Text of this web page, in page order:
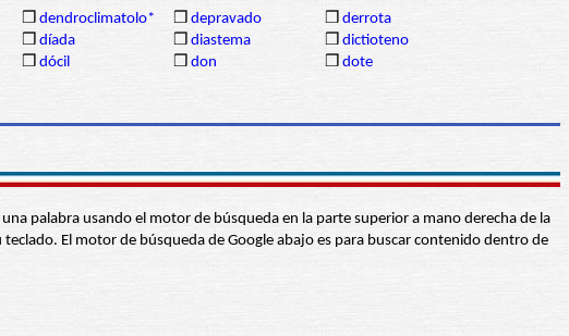
❒ dendroclimatolo* ❒ depravado ❒ derrota
❒ díada ❒ diastema ❒ dictioteno
❒ dócil ❒ don ❒ dote
palabra usando el motor de búsqueda en la parte superior a mano derecha de la
El motor de búsqueda de Google abajo es para buscar contenido dentro de